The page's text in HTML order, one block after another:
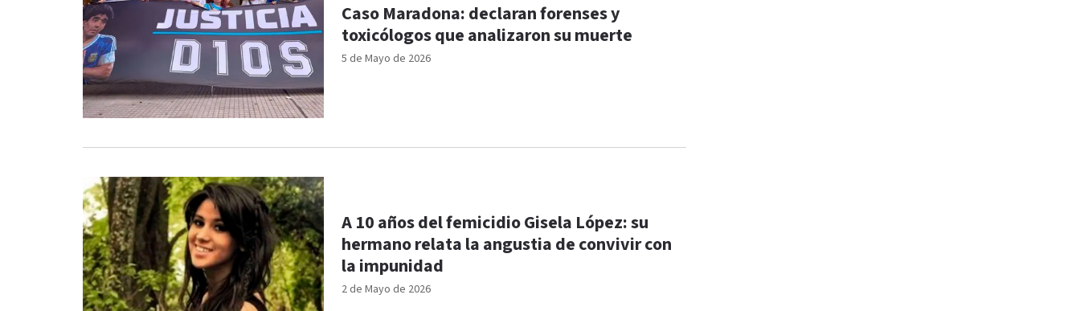
5 de Mayo de 2026
Caso Maradona: declaran forenses y
toxicólogos que analizaron su muerte
2 de Mayo de 2026
A 10 años del femicidio Gisela López: su
hermano relata la angustia de convivir con
la impunidad